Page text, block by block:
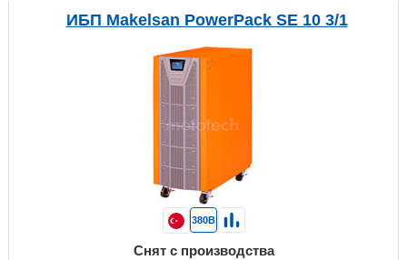
ИБП Makelsan PowerPack SE 10 3/1
380В
Снят с производства